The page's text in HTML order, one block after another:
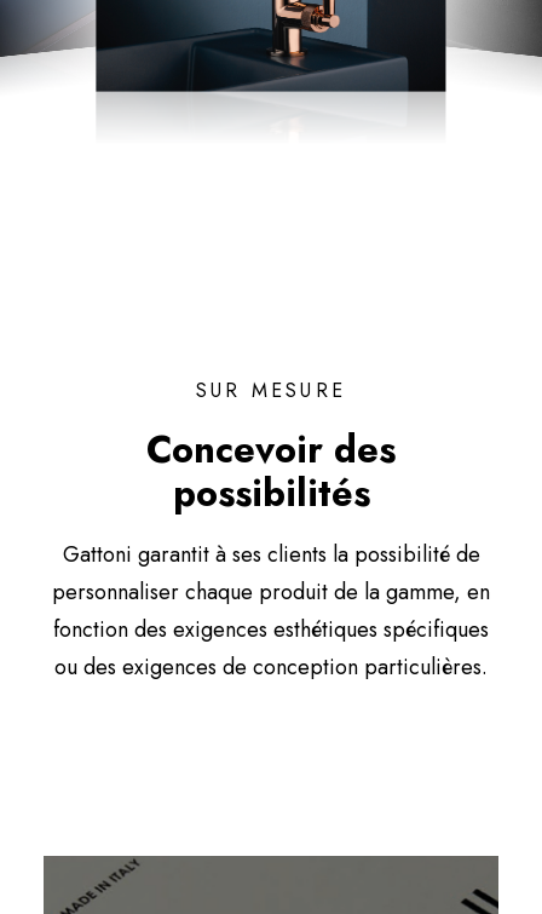
SUR MESURE
Concevoir des
possibilités
Gattoni garantit à ses clients la possibilité de
personnaliser chaque produit de la gamme, en
fonction des exigences esthétiques spécifiques
ou des exigences de conception particulières.